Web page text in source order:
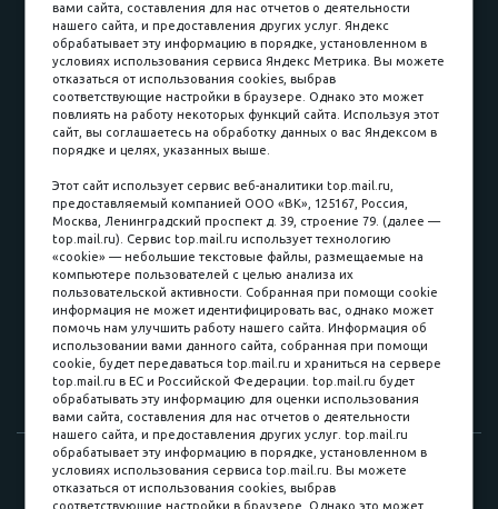
Принимаем к оплате
Наличные
пл. Соляная, 6, стр. 16
8 (3822) 60-70-30
8 (3822) 50-39-09
8 (3822) 22-77-68
8 (3822) 50-48-50
8 (3822) 65-42-10
© 2015-2026. Компания «Мебельный куб».
ИП Саворенко Валерий Александрович. Россия, г. Томск, пл.
вами сайта, составления для нас отчетов о деятельности
нашего сайта, и предоставления других услуг. Яндекс
обрабатывает эту информацию в порядке, установленном в
условиях использования сервиса Яндекс Метрика. Вы можете
отказаться от использования cookies, выбрав
соответствующие настройки в браузере. Однако это может
повлиять на работу некоторых функций сайта. Используя этот
сайт, вы соглашаетесь на обработку данных о вас Яндексом в
порядке и целях, указанных выше.
Этот сайт использует сервис веб-аналитики top.mail.ru,
предоставляемый компанией ООО «ВК», 125167, Россия,
Москва, Ленинградский проспект д. 39, строение 79. (далее —
top.mail.ru). Сервис top.mail.ru использует технологию
«cookie» — небольшие текстовые файлы, размещаемые на
компьютере пользователей с целью анализа их
пользовательской активности. Собранная при помощи cookie
информация не может идентифицировать вас, однако может
помочь нам улучшить работу нашего сайта. Информация об
использовании вами данного сайта, собранная при помощи
cookie, будет передаваться top.mail.ru и храниться на сервере
top.mail.ru в ЕС и Российской Федерации. top.mail.ru будет
обрабатывать эту информацию для оценки использования
вами сайта, составления для нас отчетов о деятельности
нашего сайта, и предоставления других услуг. top.mail.ru
обрабатывает эту информацию в порядке, установленном в
условиях использования сервиса top.mail.ru. Вы можете
отказаться от использования cookies, выбрав
соответствующие настройки в браузере. Однако это может